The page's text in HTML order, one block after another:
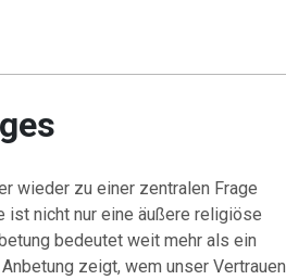
wieder zu einer zentralen Frage
ist nicht nur eine äußere religiöse
bedeutet weit mehr als ein
zeigt, wem unser Vertrauen